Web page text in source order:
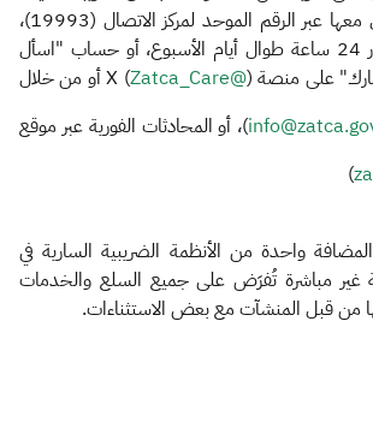
المضافة إلى التواصل معها عبر الرقم الموحد لمركز الاتصال (19993)،
الذي يعمل على مدار 24 ساعة طوال أيام الأسبوع، أو حساب "اسأل
على منصة (@Zatca_Care
) X أو من خلال
)، أو المحادثات الفورية عبر موقع
)
واحدة من الأنظمة الضريبية السارية في
غير مباشرة تُفرَض على جميع السلع والخدمات
من قبل المنشآت مع بعض الاستثناءات.